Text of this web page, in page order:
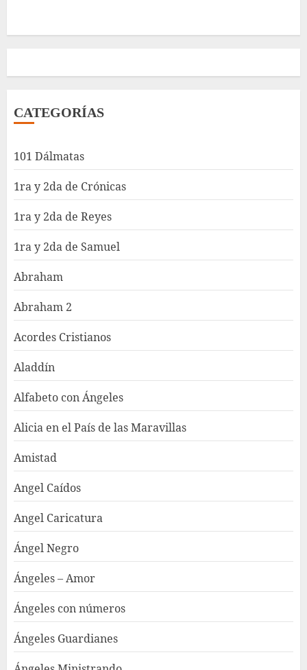
CATEGORÍAS
101 Dálmatas
1ra y 2da de Crónicas
1ra y 2da de Reyes
1ra y 2da de Samuel
Abraham
Abraham 2
Acordes Cristianos
Aladdín
Alfabeto con Ángeles
Alicia en el País de las Maravillas
Amistad
Angel Caídos
Angel Caricatura
Ángel Negro
Ángeles – Amor
Ángeles con números
Ángeles Guardianes